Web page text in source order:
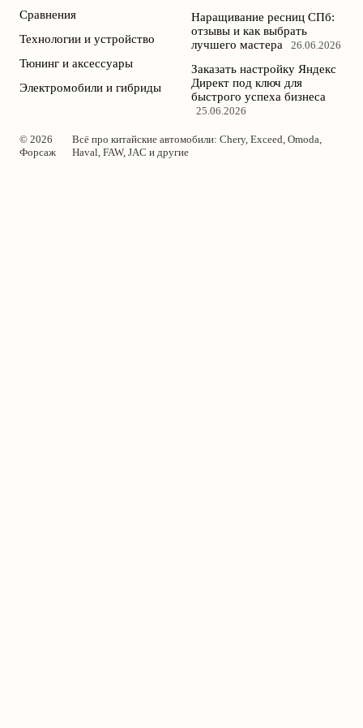
Сравнения
Технологии и устройство
Тюнинг и аксессуары
Электромобили и гибриды
Наращивание ресниц СПб:
отзывы и как выбрать
лучшего мастера
26.06.2026
Заказать настройку Яндекс
Директ под ключ для
быстрого успеха бизнеса
25.06.2026
© 2026
Форсаж
Всё про китайские автомобили: Chery, Exceed, Omoda,
Haval, FAW, JAC и другие